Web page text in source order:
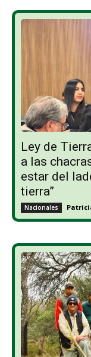
Ley de
a las
estar del
tierra”
Nacionales